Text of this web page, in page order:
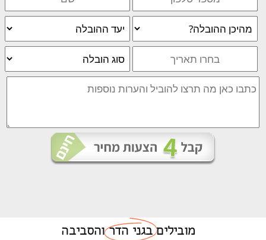
מוביליםבגני הדרוהסביבה